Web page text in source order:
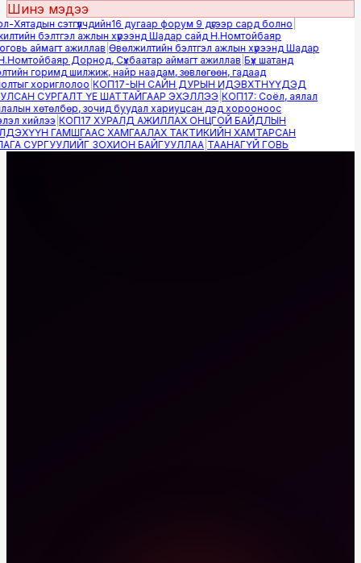
Шинэ мэдээ
сэтгүүлчдийн16 дугаар форум 9 дүгээр сард болно|
бэлтгэл ажлын хүрээнд Шадар сайд Н.Номтойбаяр
аймагт ажиллав|Өвөлжилтийн бэлтгэл ажлын хүрээнд Шадар
Дорнод, Сүхбаатар аймагт ажиллав|Бүх шатанд
горимд шилжиж, найр наадам, зөвлөгөөн, гадаад
хориглолоо|КОП17-ЫН САЙН ДУРЫН ИДЭВХТНҮҮДЭД
СУРГАЛТ ҮЕ ШАТТАЙГААР ЭХЭЛЛЭЭ|КОП17: Соёл, аялал
хөтөлбөр, зочид буудал хариуцсан дэд хорооноос
хийлээ|КОП17 ХУРАЛД АЖИЛЛАХ ОНЦГОЙ БАЙДЛЫН
ГАМШГААС ХАМГААЛАХ ТАКТИКИЙН ХАМТАРСАН
СУРГУУЛИЙГ ЗОХИОН БАЙГУУЛЛАА|ТААНАГҮЙ ГОВЬ